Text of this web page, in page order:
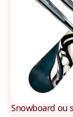
Snowboard ou